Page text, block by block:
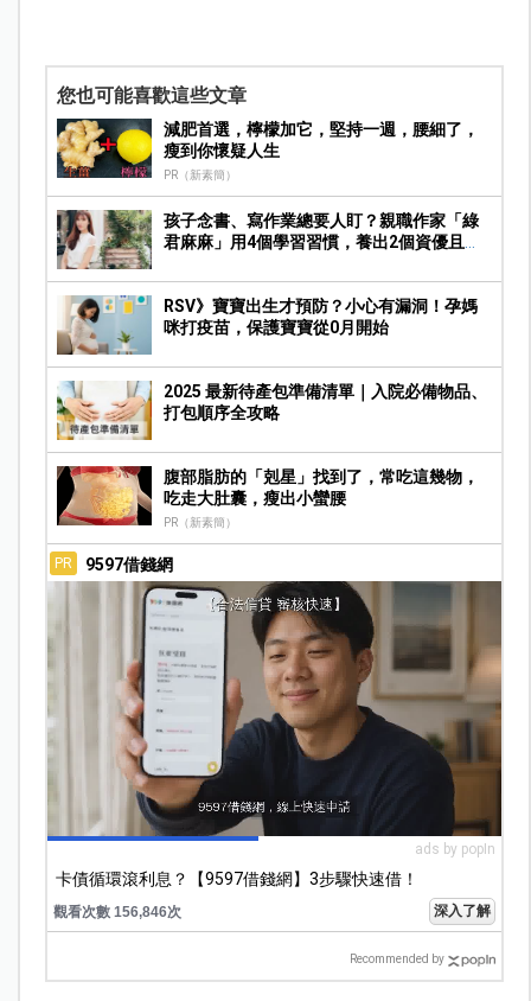
您也可能喜歡這些文章
減肥首選，檸檬加它，堅持一週，腰細了，
瘦到你懷疑人生
PR（新素簡）
孩子念書、寫作業總要人盯？親職作家「綠
君麻麻」用4個學習習慣，養出2個資優且自
RSV》寶寶出生才預防？小心有漏洞！孕媽
咪打疫苗，保護寶寶從0月開始
2025 最新待產包準備清單｜入院必備物品、
打包順序全攻略
腹部脂肪的「剋星」找到了，常吃這幾物，
吃走大肚囊，瘦出小蠻腰
PR（新素簡）
PR 9597借錢網
ads by popIn
卡債循環滾利息？【9597借錢網】3步驟快速借！
觀看次數 156,846次 深入了解
Recommended by